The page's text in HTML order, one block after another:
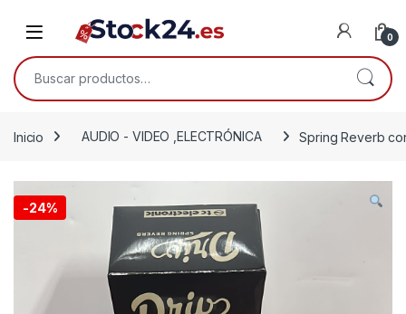
Open 0
Buscar por:
Inicio AUDIO - VIDEO ,ELECTRÓNICA Spring Reverb
-24%